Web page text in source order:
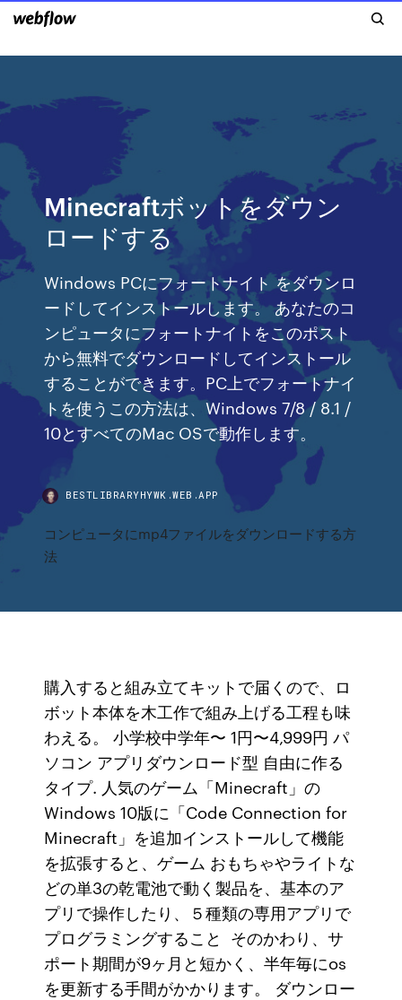
Minecraftボットをダウン
ロードする
Windows PCにフォートナイト をダウンロ
ードしてインストールします。 あなたのコ
ンピュータにフォートナイトをこのポスト
から無料でダウンロードしてインストール
することができます。PC上でフォートナイ
トを使うこの方法は、Windows 7/8 / 8.1 /
10とすべてのMac OSで動作します。
BESTLIBRARYHYWK.WEB.APP
コンピュータにmp4ファイルをダウンロードする方
法
購入すると組み立てキットで届くので、ロ
ボット本体を木工作で組み上げる工程も味
わえる。 小学校中学年〜 1円〜4,999円 パ
ソコン アプリダウンロード型 自由に作る
タイプ. 人気のゲーム「Minecraft」の
Windows 10版に「Code Connection for
Minecraft」を追加インストールして機能
を拡張すると、ゲーム おもちゃやライトな
どの単3の乾電池で動く製品を、基本のア
プリで操作したり、５種類の専用アプリで
プログラミングすること そのかわり、サ
ポート期間が9ヶ月と短かく、半年毎にos
を更新する手間がかかります。 ダウンロー